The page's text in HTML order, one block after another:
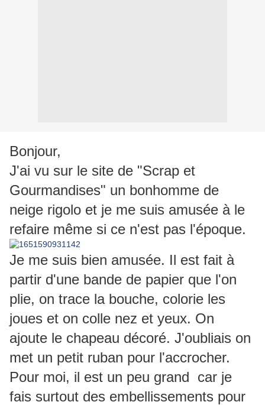
Bonjour,
J'ai vu sur le site de "Scrap et
Gourmandises" un bonhomme de
neige rigolo et je me suis amusée à le
refaire même si ce n'est pas l'époque.
Je me suis bien amusée. Il est fait à
partir d'une bande de papier que l'on
plie, on trace la bouche, colorie les
joues et on colle nez et yeux. On
ajoute le chapeau décoré. J'oubliais on
met un petit ruban pour l'accrocher.
Pour moi, il est un peu grand car je
fais surtout des embellissements pour